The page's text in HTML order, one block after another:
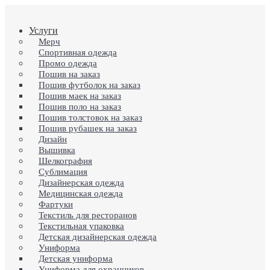
main
content
search
Menu Услуги
Мерч
Спортивная одежда
Промо одежда
Пошив на заказ
Пошив футболок на заказ
Пошив маек на заказ
Пошив поло на заказ
Пошив толстовок на заказ
Пошив рубашек на заказ
Дизайн
Вышивка
Шелкография
Сублимация
Дизайнерская одежда
Медицинская одежда
Фартуки
Текстиль для ресторанов
Текстильная упаковка
Детская дизайнерская одежда
Униформа
Детская униформа